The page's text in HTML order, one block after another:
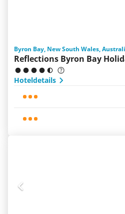
Byron Bay, New South Wales,
Reflections Byron Bay
Hoteldetails